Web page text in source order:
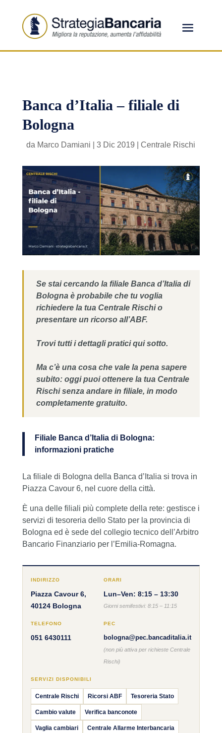
Banca d’Italia – filiale di
Bologna
da Marco Damiani |3 Dic 2019 |Centrale Rischi
Se stai cercando la filiale Banca d’Italia di
Bologna è probabile che tu voglia
richiedere la tua Centrale Rischi o
presentare un ricorso all’ABF.
Trovi tutti i dettagli pratici qui sotto.
Ma c’è una cosa che vale la pena sapere
subito: oggi puoi ottenere la tua Centrale
Rischi senza andare in filiale, in modo
completamente gratuito.
Filiale Banca d’Italia di Bologna:
informazioni pratiche
La filiale di Bologna della Banca d’Italia si trova in
Piazza Cavour 6, nel cuore della città.
È una delle filiali più complete della rete: gestisce i
servizi di tesoreria dello Stato per la provincia di
Bologna ed è sede del collegio tecnico dell’Arbitro
Bancario Finanziario per l’Emilia-Romagna.
INDIRIZZO
Piazza Cavour 6,
40124 Bologna
ORARI
Lun–Ven: 8:15 – 13:30
Giorni semifestivi: 8:15 – 11:15
TELEFONO
051 6430111
PEC
bologna@pec.bancaditalia.it
(non più attiva per richieste Centrale
Rischi)
SERVIZI DISPONIBILI
Centrale Rischi Ricorsi ABF Tesoreria Stato
Cambio valute Verifica banconote
Vaglia cambiari Centrale Allarme Interbancaria